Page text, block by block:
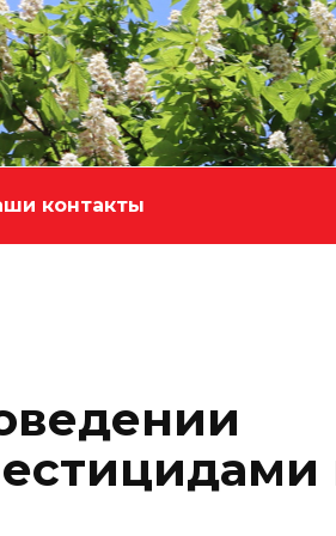
контакты